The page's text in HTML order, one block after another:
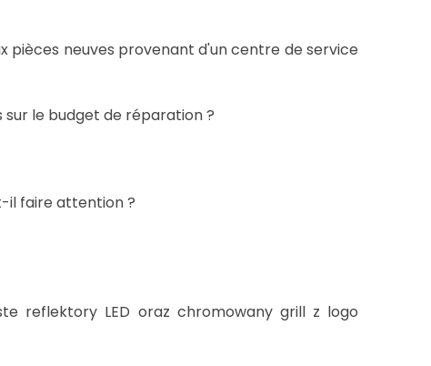
pièces neuves provenant d'un centre de service
le budget de réparation ?
il faire attention ?